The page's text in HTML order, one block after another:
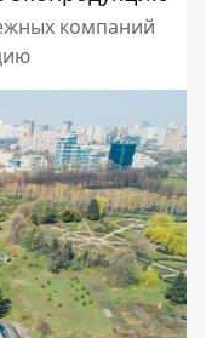
компаний